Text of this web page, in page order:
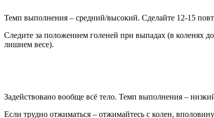
Темп выполнения – средний/высокий. Сделайте 12-15
Следите за положением голеней при выпадах (в коленях
лишнем весе).
Задействовано вообще всё тело. Темп выполнения –
Если трудно отжиматься – отжимайтесь с колен,